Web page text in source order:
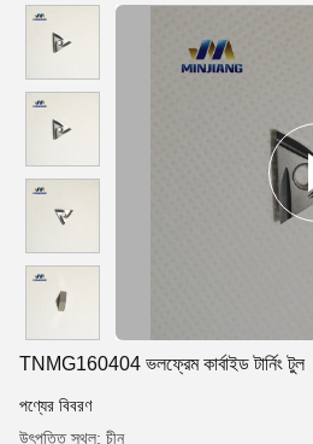
TNMG160404 ভলফ্রেম কার্বাইড টার্নিং টুল
পণ্যের বিবরণ
উৎপত্তি স্থল: চীন